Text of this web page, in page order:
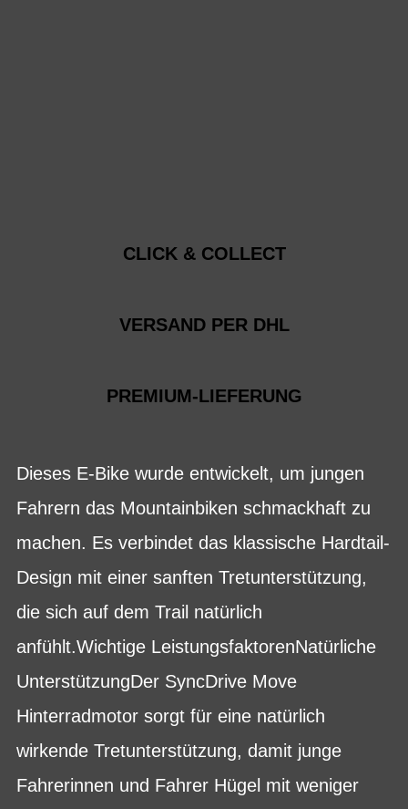
CLICK & COLLECT
VERSAND PER DHL
PREMIUM-LIEFERUNG
Dieses E-Bike wurde entwickelt, um jungen
Fahrern das Mountainbiken schmackhaft zu
machen. Es verbindet das klassische Hardtail-
Design mit einer sanften Tretunterstützung,
die sich auf dem Trail natürlich
anfühlt.Wichtige LeistungsfaktorenNatürliche
UnterstützungDer SyncDrive Move
Hinterradmotor sorgt für eine natürlich
wirkende Tretunterstützung, damit junge
Fahrerinnen und Fahrer Hügel mit weniger